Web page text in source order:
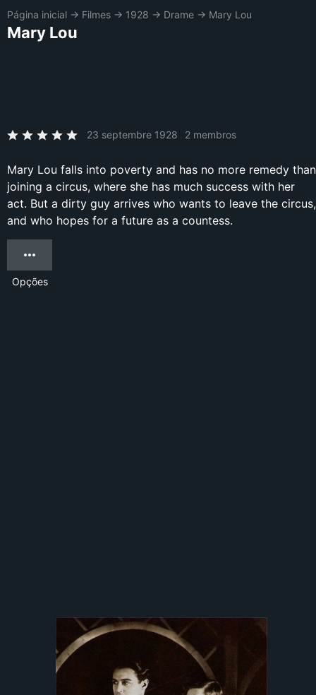
Página inicial → Filmes → 1928 → Drame → Mary Lou
Mary Lou
23 septembre 1928 2 membros
Mary Lou falls into poverty and has no more remedy than
joining a circus, where she has much success with her
act. But a dirty guy arrives who wants to leave the circus,
and who hopes for a future as a countess.
Opções